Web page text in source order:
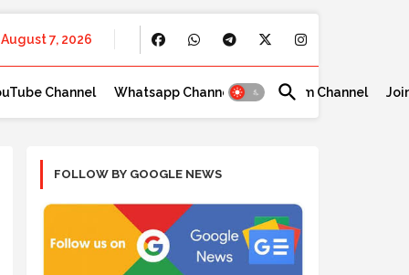
August 7, 2026
Channel Whatsapp Channel Telegram Channel
FOLLOW BY GOOGLE NEWS